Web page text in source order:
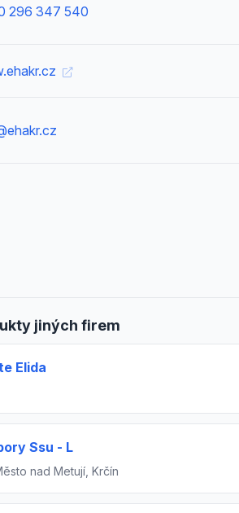
296 347 540
jiných firem
Elida
Ssu - L
nad Metují, Krčín